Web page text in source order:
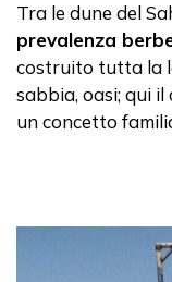
Tra le dune del
prevalenza
costruito tutta la
sabbia, oasi; qui
un concetto